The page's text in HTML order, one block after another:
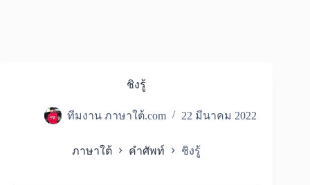
ชิงรู้
ทีมงาน ภาษาใต้.com 22 มีนาคม 2022
ภาษาใต้ คำศัพท์ ชิงรู้